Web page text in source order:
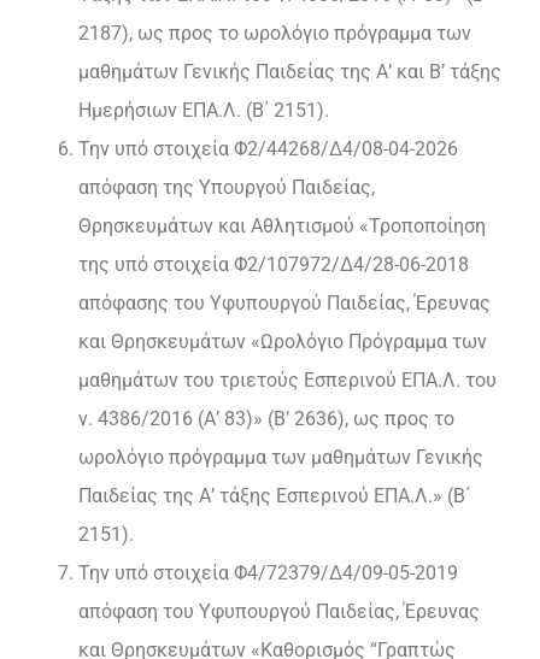
2187), ως προς το ωρολόγιο πρόγραμμα των
μαθημάτων Γενικής Παιδείας της Α’ και Β’ τάξης
Ημερήσιων ΕΠΑ.Λ. (Β΄ 2151).
Την υπό στοιχεία Φ2/44268/Δ4/08-04-2026
απόφαση της Υπουργού Παιδείας,
Θρησκευμάτων και Αθλητισμού «Τροποποίηση
της υπό στοιχεία Φ2/107972/Δ4/28-06-2018
απόφασης του Υφυπουργού Παιδείας, Έρευνας
και Θρησκευμάτων «Ωρολόγιο Πρόγραμμα των
μαθημάτων του τριετούς Εσπερινού ΕΠΑ.Λ. του
ν. 4386/2016 (Α’ 83)» (Β’ 2636), ως προς το
ωρολόγιο πρόγραμμα των μαθημάτων Γενικής
Παιδείας της Α’ τάξης Εσπερινού ΕΠΑ.Λ.» (Β΄
2151).
Την υπό στοιχεία Φ4/72379/Δ4/09-05-2019
απόφαση του Υφυπουργού Παιδείας, Έρευνας
και Θρησκευμάτων «Καθορισμός “Γραπτώς